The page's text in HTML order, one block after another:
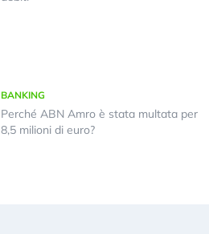
BANKING
Perché ABN Amro è stata multata per
8,5 milioni di euro?